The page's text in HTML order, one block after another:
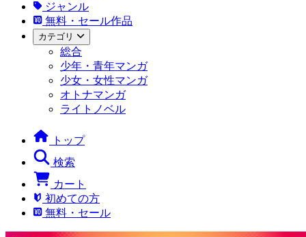
ジャンル
無料・セール作品
カテゴリ
総合
少年・青年マンガ
少女・女性マンガ
オトナマンガ
ライトノベル
トップ
検索
カート
初めての方
無料・セール